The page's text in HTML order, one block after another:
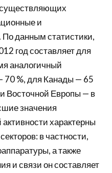
и
данным статистики,
год составляет для
аналогичный
70 %, для Канады — 65
Восточной Европы — в
значения
характерны
в частности,
а также
и связи он составляет